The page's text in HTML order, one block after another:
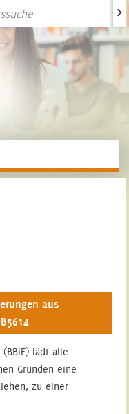
>
aus
lädt alle
Gründen eine
zu einer